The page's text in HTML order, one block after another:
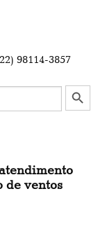
98114-3857
Search Button
de ventos